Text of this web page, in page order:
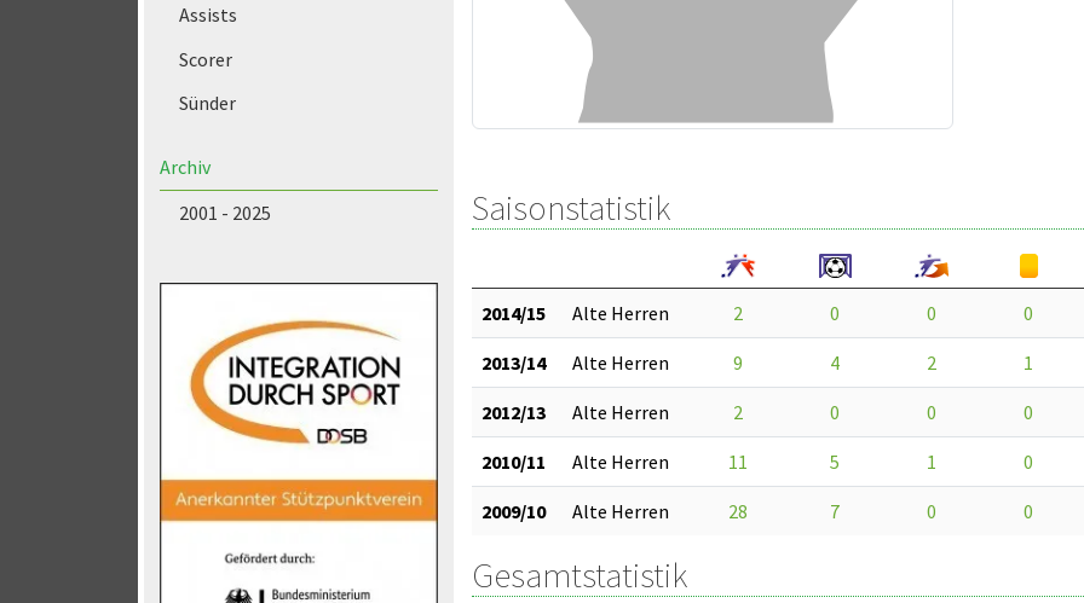
Assists
Scorer
Sünder
Archiv
2001 - 2025
Saisonstatistik
2014/15 Alte Herren 2 0 0 0
2013/14 Alte Herren 9 4 2 1
2012/13 Alte Herren 2 0 0 0
2010/11 Alte Herren 11 5 1 0
2009/10 Alte Herren 28 7 0 0
Gesamtstatistik